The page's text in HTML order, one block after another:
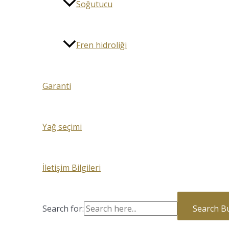
Soğutucu
Fren hidroliği
Garanti
Yağ seçimi
İletişim Bilgileri
Search for: Search